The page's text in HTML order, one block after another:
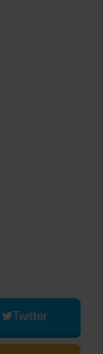
Twitter